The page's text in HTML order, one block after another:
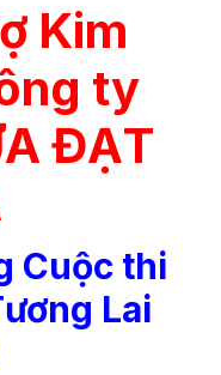
Kim
ty
ĐẠT
Cuộc thi
Lai